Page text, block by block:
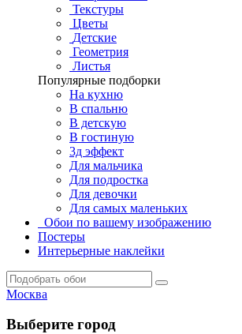
Текстуры
Цветы
Детские
Геометрия
Листья
Популярные подборки
На кухню
В спальню
В детскую
В гостиную
3д эффект
Для мальчика
Для подростка
Для девочки
Для самых маленьких
Обои по вашему изображению
Постеры
Интерьерные наклейки
Москва
Выберите город